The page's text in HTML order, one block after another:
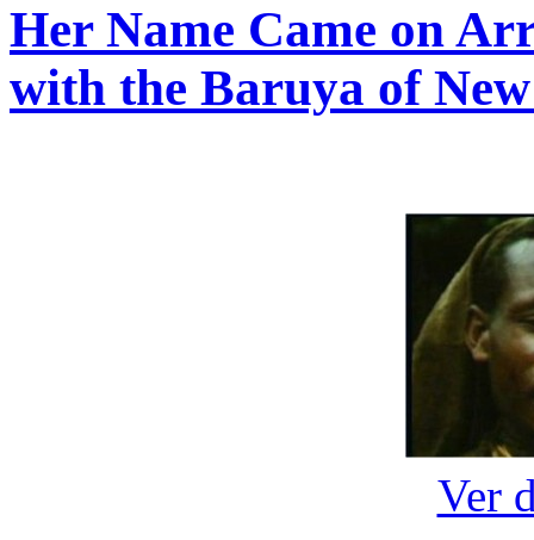
Her Name Came on
with the Baruya of
Ver